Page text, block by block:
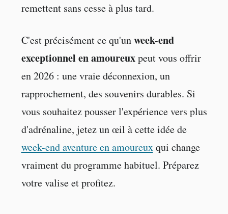
remettent sans cesse à plus tard.
C'est précisément ce qu'unweek-end
exceptionnel en amoureuxpeut vous offrir
en 2026 : une vraie déconnexion, un
rapprochement, des souvenirs durables. Si
vous souhaitez pousser l'expérience vers plus
d'adrénaline, jetez un œil à cette idée de
week-end aventure en amoureuxqui change
vraiment du programme habituel. Préparez
votre valise et profitez.